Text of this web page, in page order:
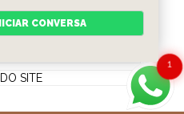
SOMOS
DO SITE
1
CONVERSA